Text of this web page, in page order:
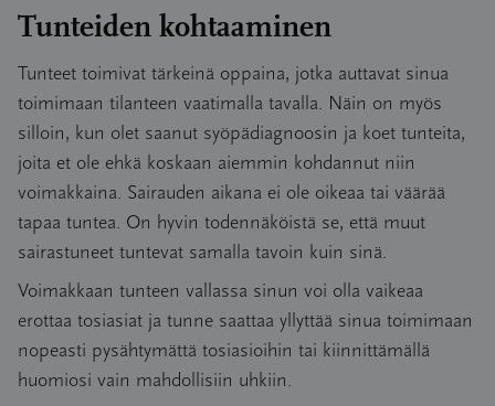
Tunteiden kohtaaminen
Tunteet toimivat tärkeinä oppaina, jotka auttavat sinua
toimimaan tilanteen vaatimalla tavalla. Näin on myös
silloin, kun olet saanut syöpädiagnoosin ja koet tunteita,
joita et ole ehkä koskaan aiemmin kohdannut niin
voimakkaina. Sairauden aikana ei ole oikeaa tai väärää
tapaa tuntea. On hyvin todennäköistä se, että muut
sairastuneet tuntevat samalla tavoin kuin sinä.
Voimakkaan tunteen vallassa sinun voi olla vaikeaa
erottaa tosiasiat ja tunne saattaa yllyttää sinua toimimaan
nopeasti pysähtymättä tosiasioihin tai kiinnittämällä
huomiosi vain mahdollisiin uhkiin.